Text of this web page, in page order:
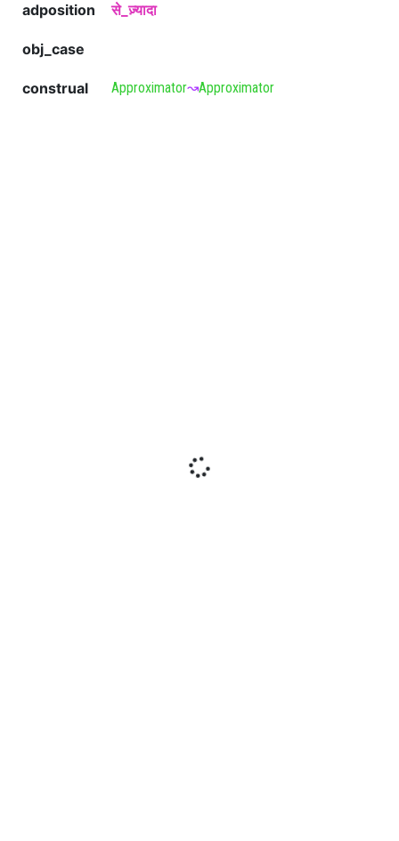
adposition से_ज़्यादा
obj_case
construal Approximator↝Approximator